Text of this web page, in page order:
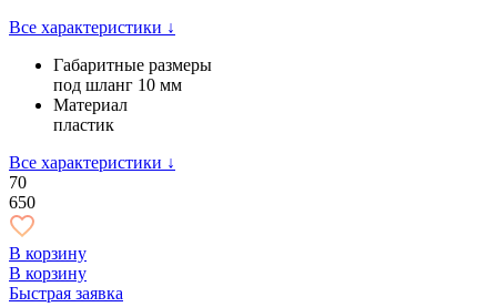
Все характеристики ↓
Габаритные размеры
под шланг 10 мм
Материал
пластик
Все характеристики ↓
70
650
В корзину
В корзину
Быстрая заявка